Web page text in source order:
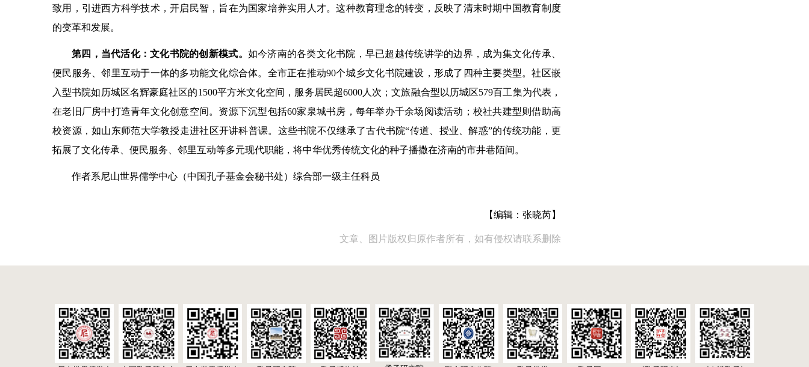
致用，引进西方科学技术，开启民智，旨在为国家培养实用人才。这种教育理念的转变，反映了清末时期中国教育制度
的变革和发展。
第四，当代活化：文化书院的创新模式。 如今济南的各类文化书院，早已超越传统讲学的边界，成为集文化传承、
便民服务、邻里互动于一体的多功能文化综合体。全市正在推动90个城乡文化书院建设，形成了四种主要类型。社区嵌
入型书院如历城区名辉豪庭社区的1500平方米文化空间，服务居民超6000人次；文旅融合型以历城区579百工集为代表，
在老旧厂房中打造青年文化创意空间。资源下沉型包括60家泉城书房，每年举办千余场阅读活动；校社共建型则借助高
校资源，如山东师范大学教授走进社区开讲科普课。这些书院不仅继承了古代书院“传道、授业、解惑”的传统功能，更
拓展了文化传承、便民服务、邻里互动等多元现代职能，将中华优秀传统文化的种子播撒在济南的市井巷陌间。
作者系尼山世界儒学中心（中国孔子基金会秘书处）综合部一级主任科员
【编辑：张晓芮】
文章、图片版权归原作者所有，如有侵权请联系删除